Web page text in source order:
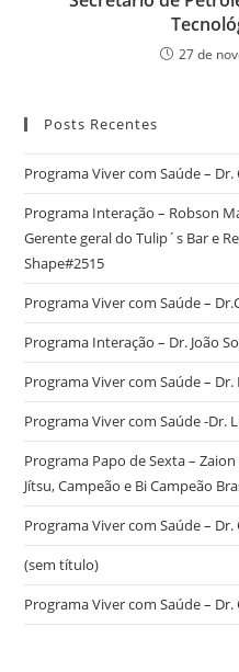
27 de
Posts Recentes
Programa Viver com Saúde –
Programa Interação – Robson
Gerente geral do Tulip´s Bar e
Shape#2515
Programa Viver com Saúde –
Programa Interação – Dr. João
Programa Viver com Saúde –
Programa Viver com Saúde -Dr.
Programa Papo de Sexta –
Jítsu, Campeão e Bi Campeão
Programa Viver com Saúde –
(sem título)
Programa Viver com Saúde –